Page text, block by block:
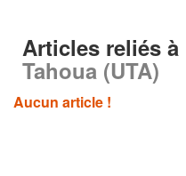
Articles reliés à
Tahoua (UTA)
Aucun article !